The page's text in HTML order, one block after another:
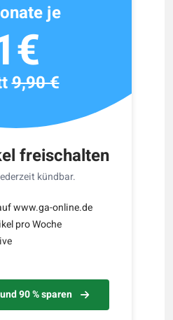
freischalten
kündbar.
www.ga-online.de
pro Woche
90 % sparen
je
9,90 €